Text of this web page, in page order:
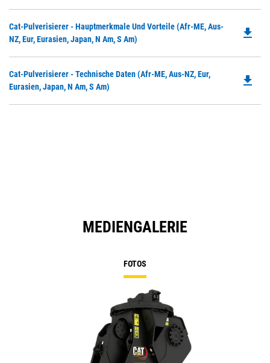
Cat-Pulverisierer - Hauptmerkmale Und Vorteile (Afr-ME, Aus-
NZ, Eur, Eurasien, Japan, N Am, S Am)
file_download
Cat-Pulverisierer - Technische Daten (Afr-ME, Aus-NZ, Eur,
Eurasien, Japan, N Am, S Am)
file_download
MEDIENGALERIE
FOTOS